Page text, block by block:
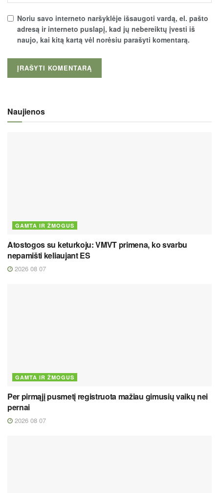
Noriu savo interneto naršyklėje išsaugoti vardą, el. pašto
adresą ir interneto puslapį, kad jų nebereiktų įvesti iš
naujo, kai kitą kartą vėl norėsiu parašyti komentarą.
Naujienos
GAMTA IR ŽMOGUS
Atostogos su keturkoju: VMVT primena, ko svarbu
nepamišti keliaujant ES
2026 08 07
GAMTA IR ŽMOGUS
Per pirmąjį pusmetį registruota mažiau gimusių vaikų nei
pernai
2026 08 07